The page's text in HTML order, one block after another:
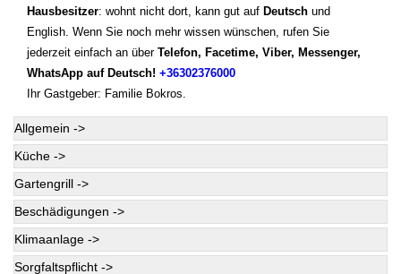
Hausbesitzer: wohnt nicht dort, kann gut auf Deutsch und
English. Wenn Sie noch mehr wissen wünschen, rufen Sie
jederzeit einfach an über Telefon, Facetime, Viber, Messenger,
WhatsApp auf Deutsch! +36302376000
Ihr Gastgeber: Familie Bokros.
Allgemein ->
Küche ->
Gartengrill ->
Beschädigungen ->
Klimaanlage ->
Sorgfaltspflicht ->